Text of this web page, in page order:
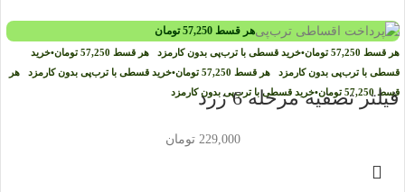
هر قسط 57,250 تومان
هر قسط 57,250 تومان•خرید قسطی با ترب‌پی بدون کارمزد هر قسط 57,250 تومان•خرید
قسطی با ترب‌پی بدون کارمزد هر قسط 57,250 تومان•خرید قسطی با ترب‌پی بدون کارمزد هر
قسط 57,250 تومان•خرید قسطی با ترب‌پی بدون کارمزدفیلتر تصفیه مرحله 6 زرد
229,000 تومان